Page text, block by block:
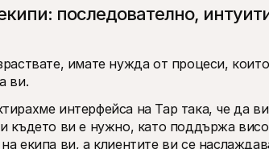
последователно,
имате нужда от процеси,
ви.
интерфейса на Tap така, че да
където ви е нужно, като поддържа
екипа ви, а клиентите ви се